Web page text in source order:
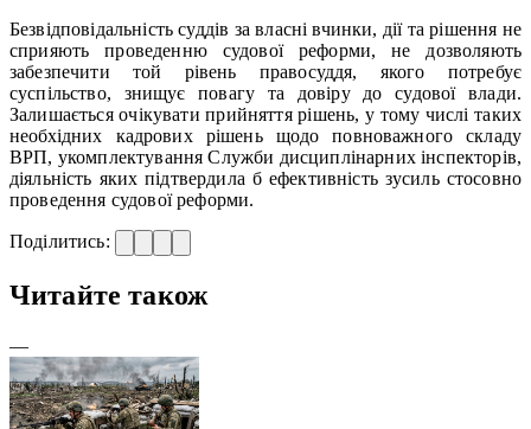
Безвідповідальність суддів за власні вчинки, дії та рішення не
сприяють проведенню судової реформи, не дозволяють
забезпечити той рівень правосуддя, якого потребує
суспільство, знищує повагу та довіру до судової влади.
Залишається очікувати прийняття рішень, у тому числі таких
необхідних кадрових рішень щодо повноважного складу
ВРП, укомплектування Служби дисциплінарних інспекторів,
діяльність яких підтвердила б ефективність зусиль стосовно
проведення судової реформи.
Поділитись:
Читайте також
—